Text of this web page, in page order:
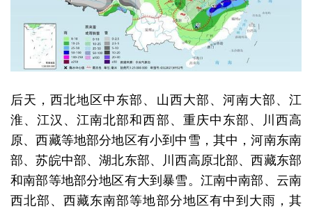
后天，西北地区中东部、山西大部、河南大部、江
淮、江汉、江南北部和西部、重庆中东部、川西高
原、西藏等地部分地区有小到中雪，其中，河南东南
部、苏皖中部、湖北东部、川西高原北部、西藏东部
和南部等地部分地区有大到暴雪。江南中南部、云南
西北部、西藏东南部等地部分地区有中到大雨，其